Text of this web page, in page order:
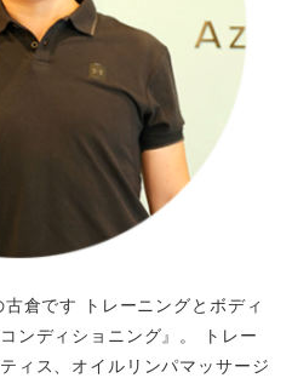
倉です トレーニングとボディ
ンディショニング』。 トレー
ィス、オイルリンパマッサージ